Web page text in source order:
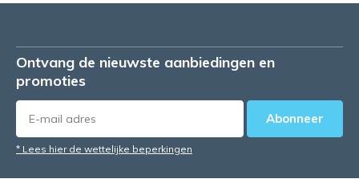
Ontvang de nieuwste aanbiedingen en
promoties
Abonneer
* Lees hier de wettelijke beperkingen